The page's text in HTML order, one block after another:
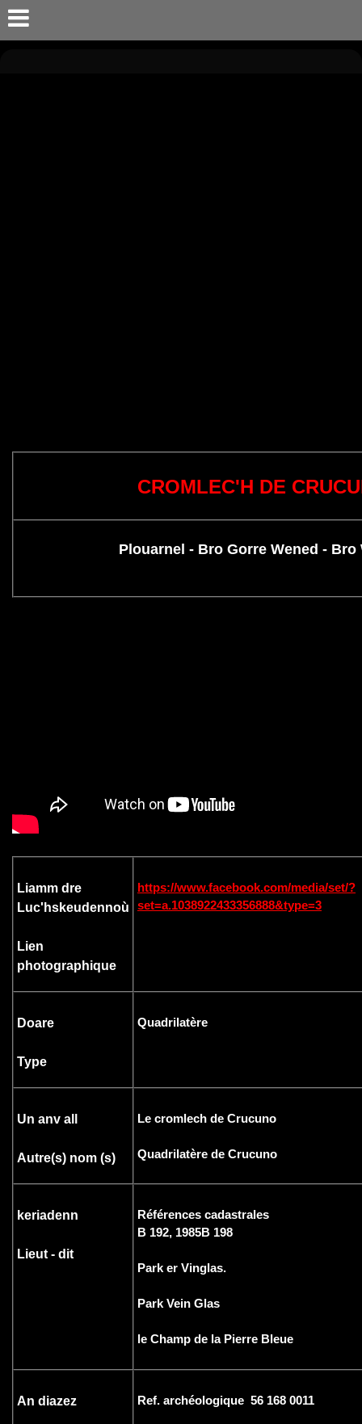
CROMLEC'H DE
Plouarnel - Bro Gorre Wened - Bro
Liamm dre
Luc'hskeudennoù
Lien
photographique
https://www.facebook.com/media/set/?
set=a.1038922433356888&type=3
Doare
Type
Quadrilatère
Un anv all
Autre(s) nom (s)
Le cromlech de Crucuno
Quadrilatère de Crucuno
keriadenn
Lieut - dit
Références cadastrales
B 192, 1985B 198
Park er Vinglas.
Park Vein Glas
le Champ de la Pierre Bleue
An diazez Ref. archéologique 56 168 0011